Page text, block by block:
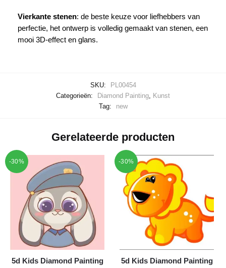
Vierkante stenen: de beste keuze voor liefhebbers van
perfectie, het ontwerp is volledig gemaakt van stenen, een
mooi 3D-effect en glans.
SKU:
PL00454
Categorieën:
Diamond Painting, Kunst
Tag:
new
Gerelateerde producten
-30%
5d Kids Diamond Painting
-30%
5d Kids Diamond Painting